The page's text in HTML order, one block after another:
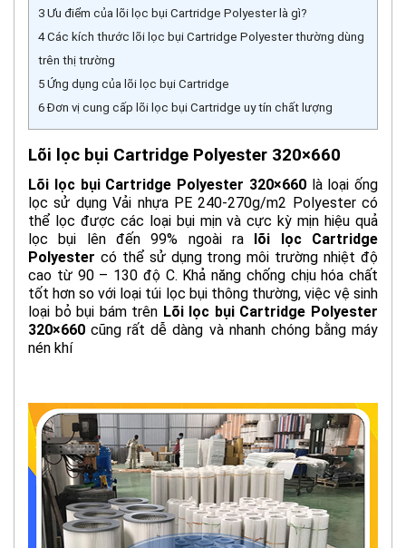
3 Ưu điểm của lõi lọc bụi Cartridge Polyester là gì?
4Các kích thước lõi lọc bụi Cartridge Polyester thường dùng
trên thị trường
5 Ứng dụng của lõi lọc bụi Cartridge
6Đơn vị cung cấp lõi lọc bụi Cartridge uy tín chất lượng
Lõi lọc bụi Cartridge Polyester 320×660
Lõi lọc bụi Cartridge Polyester 320×660là loại ống
lọc sử dụng Vải nhựa PE 240-270g/m2 Polyestercó
thể lọc được các loại bụi mịn và cực kỳ mịn hiệu quả
lọc bụi lên đến 99% ngoài ra lõi lọc Cartridge
Polyester có thể sử dụng trong môi trường nhiệt độ
cao từ 90 – 130 độ C. Khả năng chống chịu hóa chất
tốt hơn so với loại túi lọc bụi thông thường, việc vệ sinh
loại bỏ bụi bám trên Lõi lọc bụi Cartridge Polyester
320×660 cũng rất dễ dàng và nhanh chóng bằng máy
nén khí